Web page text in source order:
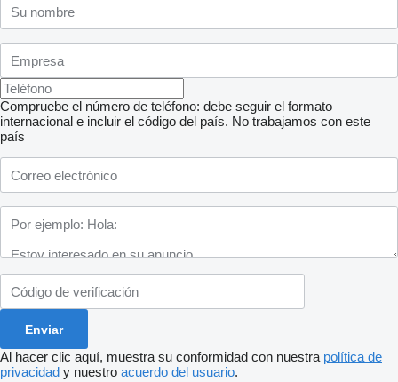
Compruebe el número de teléfono: debe seguir el formato
internacional e incluir el código del país. No trabajamos con este
país
Al hacer clic aquí, muestra su conformidad con nuestra política de
privacidad y nuestro acuerdo del usuario.